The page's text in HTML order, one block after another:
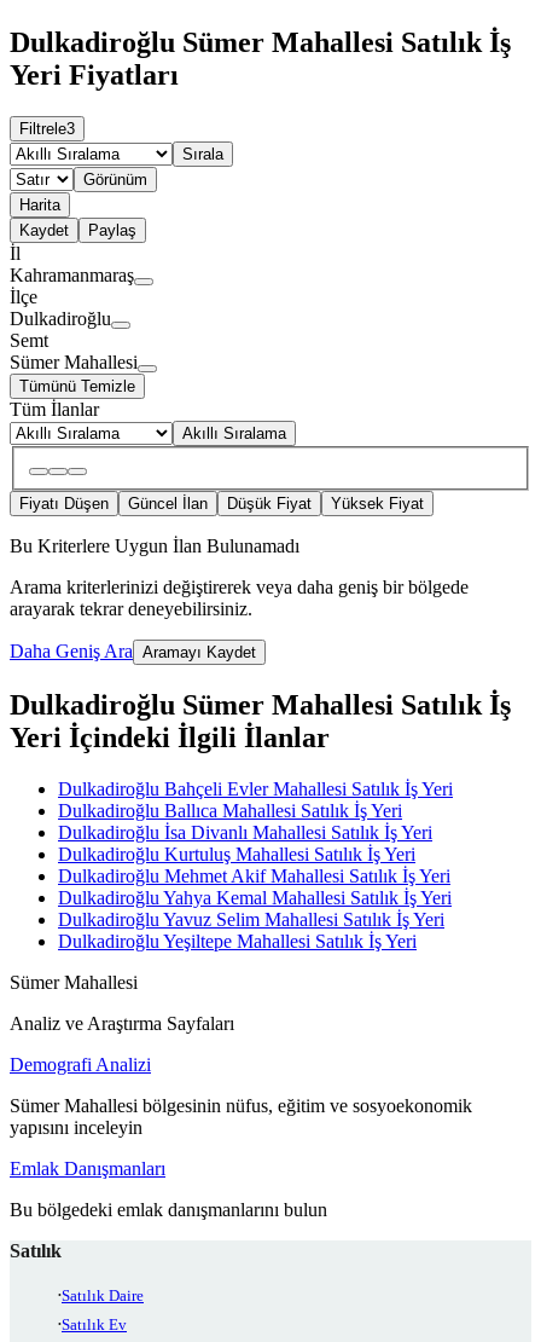
Dulkadiroğlu Sümer Mahallesi Satılık İş
Yeri Fiyatları
Filtrele3
Sırala
Görünüm
Harita
Kaydet
Paylaş
İl
Kahramanmaraş
İlçe
Dulkadiroğlu
Semt
Sümer Mahallesi
Tümünü Temizle
Tüm İlanlar
Akıllı Sıralama
Fiyatı Düşen Güncel İlan Düşük Fiyat Yüksek Fiyat
Bu Kriterlere Uygun İlan Bulunamadı
Arama kriterlerinizi değiştirerek veya daha geniş bir bölgede
arayarak tekrar deneyebilirsiniz.
Daha Geniş Ara Aramayı Kaydet
Dulkadiroğlu Sümer Mahallesi Satılık İş
Yeri İçindeki İlgili İlanlar
Dulkadiroğlu Bahçeli Evler Mahallesi Satılık İş Yeri
Dulkadiroğlu Ballıca Mahallesi Satılık İş Yeri
Dulkadiroğlu İsa Divanlı Mahallesi Satılık İş Yeri
Dulkadiroğlu Kurtuluş Mahallesi Satılık İş Yeri
Dulkadiroğlu Mehmet Akif Mahallesi Satılık İş Yeri
Dulkadiroğlu Yahya Kemal Mahallesi Satılık İş Yeri
Dulkadiroğlu Yavuz Selim Mahallesi Satılık İş Yeri
Dulkadiroğlu Yeşiltepe Mahallesi Satılık İş Yeri
Sümer Mahallesi
Analiz ve Araştırma Sayfaları
Demografi Analizi
Sümer Mahallesi bölgesinin nüfus, eğitim ve sosyoekonomik
yapısını inceleyin
Emlak Danışmanları
Bu bölgedeki emlak danışmanlarını bulun
Satılık
Satılık Daire
Satılık Ev